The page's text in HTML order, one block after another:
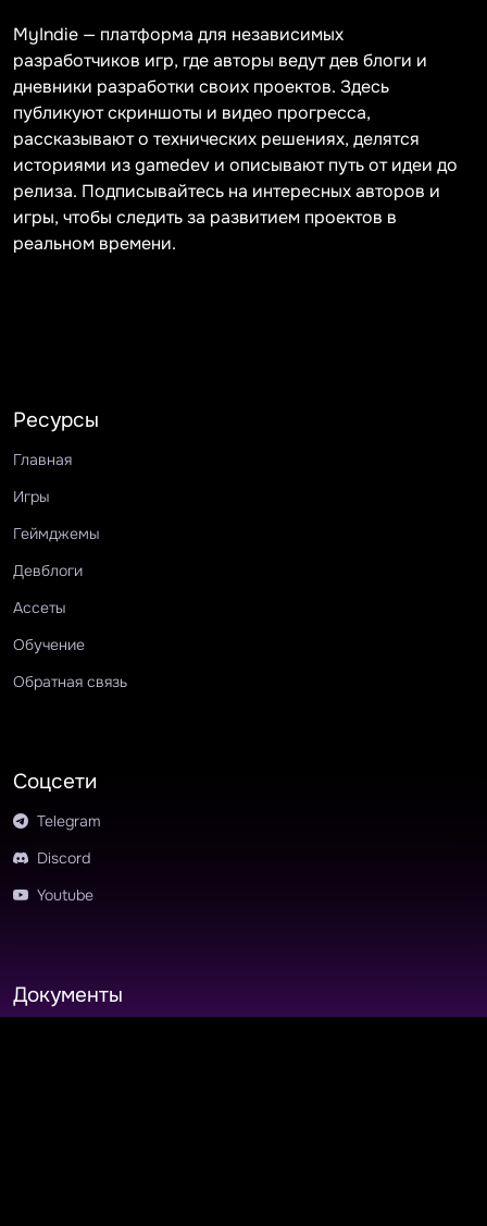
MyIndie — платформа для независимых
разработчиков игр, где авторы ведут дев блоги и
дневники разработки своих проектов. Здесь
публикуют скриншоты и видео прогресса,
рассказывают о технических решениях, делятся
историями из gamedev и описывают путь от идеи до
релиза. Подписывайтесь на интересных авторов и
игры, чтобы следить за развитием проектов в
реальном времени.
Ресурсы
Главная
Игры
Геймджемы
Девблоги
Ассеты
Обучение
Обратная связь
Соцсети
Telegram
Discord
Youtube
Документы